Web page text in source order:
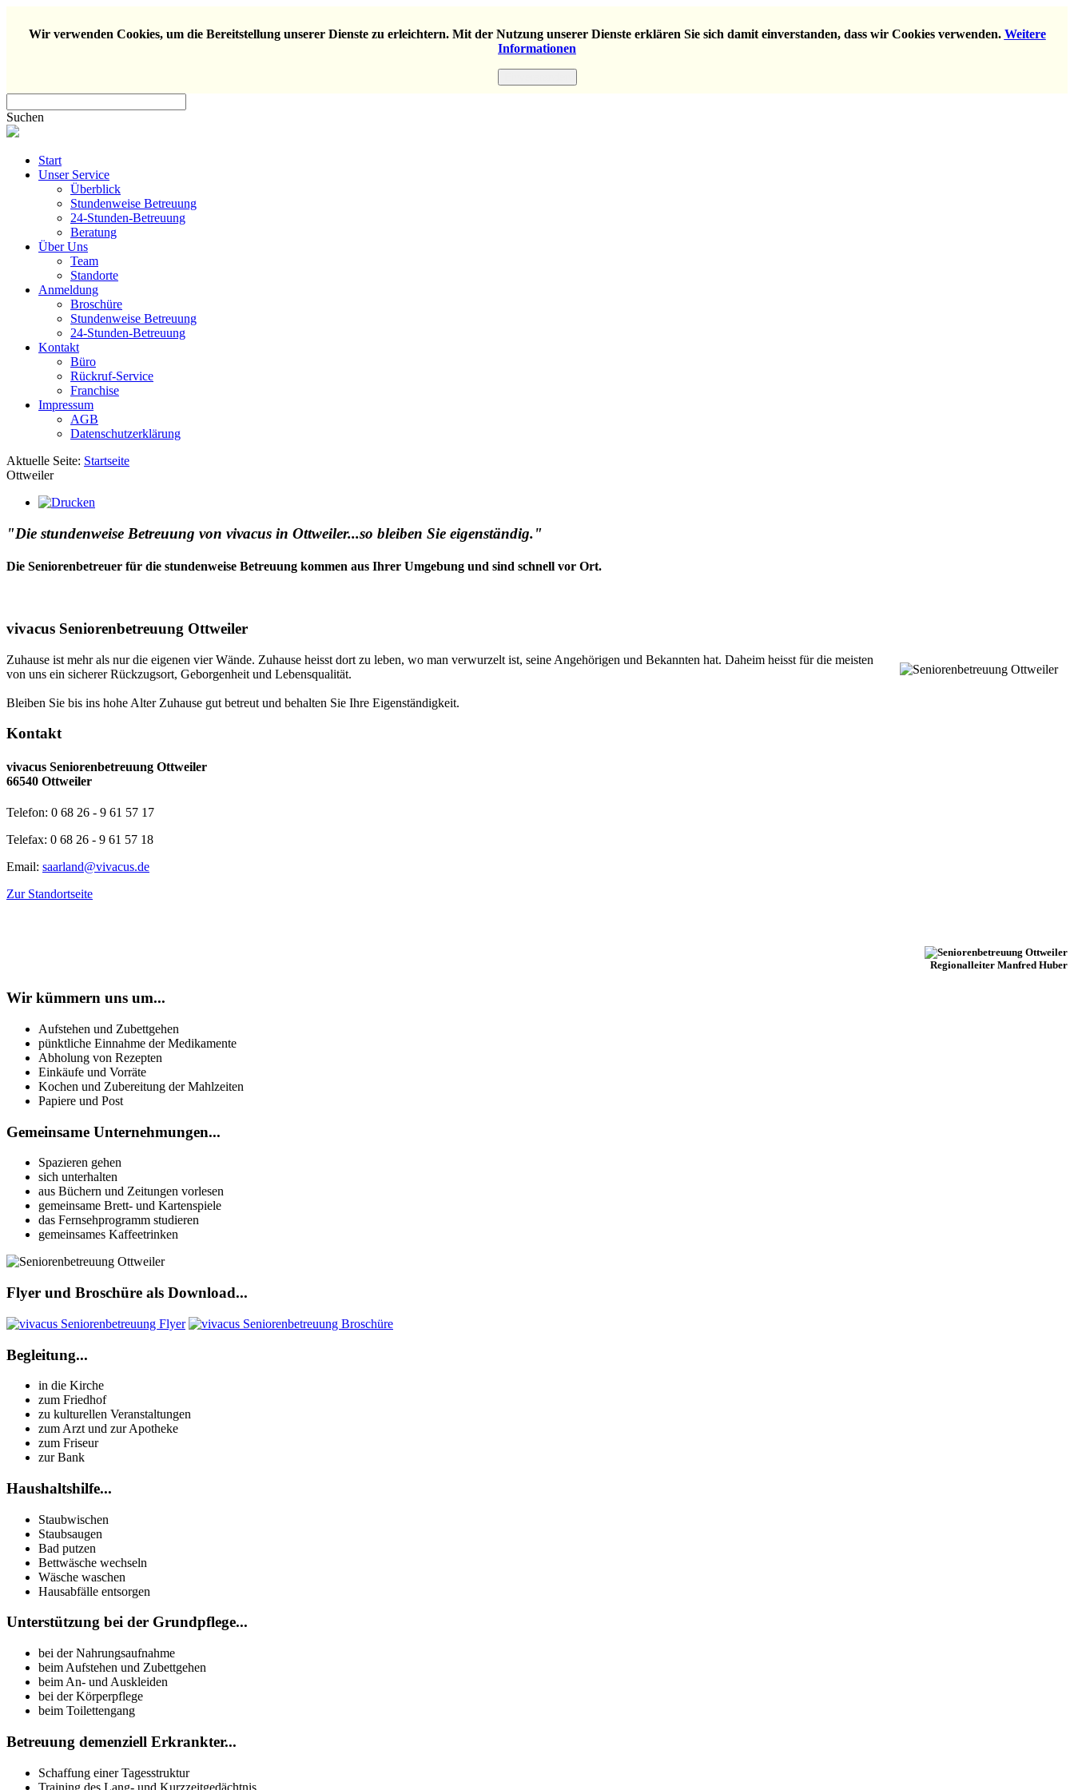
Wir verwenden Cookies, um die Bereitstellung unserer Dienste zu erleichtern. Mit der Nutzung unserer Dienste erklären Sie sich damit einverstanden, dass wir Cookies verwenden. Weitere
Informationen
Suchen
Start
Unser Service
Überblick
Stundenweise Betreuung
24-Stunden-Betreuung
Beratung
Über Uns
Team
Standorte
Anmeldung
Broschüre
Stundenweise Betreuung
24-Stunden-Betreuung
Kontakt
Büro
Rückruf-Service
Franchise
Impressum
AGB
Datenschutzerklärung
Aktuelle Seite: Startseite
Ottweiler
"Die stundenweise Betreuung von vivacus in Ottweiler...so bleiben Sie eigenständig."
Die Seniorenbetreuer für die stundenweise Betreuung kommen aus Ihrer Umgebung und sind schnell vor Ort.
vivacus Seniorenbetreuung Ottweiler
Zuhause ist mehr als nur die eigenen vier Wände. Zuhause heisst dort zu leben, wo man verwurzelt ist, seine Angehörigen und Bekannten hat. Daheim heisst für die meisten
von uns ein sicherer Rückzugsort, Geborgenheit und Lebensqualität.
Bleiben Sie bis ins hohe Alter Zuhause gut betreut und behalten Sie Ihre Eigenständigkeit.
Kontakt
vivacus Seniorenbetreuung Ottweiler
66540 Ottweiler
Telefon: 0 68 26 - 9 61 57 17
Telefax: 0 68 26 - 9 61 57 18
Email: saarland@vivacus.de
Zur Standortseite
Regionalleiter Manfred Huber
Wir kümmern uns um...
Aufstehen und Zubettgehen
pünktliche Einnahme der Medikamente
Abholung von Rezepten
Einkäufe und Vorräte
Kochen und Zubereitung der Mahlzeiten
Papiere und Post
Gemeinsame Unternehmungen...
Spazieren gehen
sich unterhalten
aus Büchern und Zeitungen vorlesen
gemeinsame Brett- und Kartenspiele
das Fernsehprogramm studieren
gemeinsames Kaffeetrinken
Flyer und Broschüre als Download...
Begleitung...
in die Kirche
zum Friedhof
zu kulturellen Veranstaltungen
zum Arzt und zur Apotheke
zum Friseur
zur Bank
Haushaltshilfe...
Staubwischen
Staubsaugen
Bad putzen
Bettwäsche wechseln
Wäsche waschen
Hausabfälle entsorgen
Unterstützung bei der Grundpflege...
bei der Nahrungsaufnahme
beim Aufstehen und Zubettgehen
beim An- und Auskleiden
bei der Körperpflege
beim Toilettengang
Betreuung demenziell Erkrankter...
Schaffung einer Tagesstruktur
Training des Lang- und Kurzzeitgedächtnis